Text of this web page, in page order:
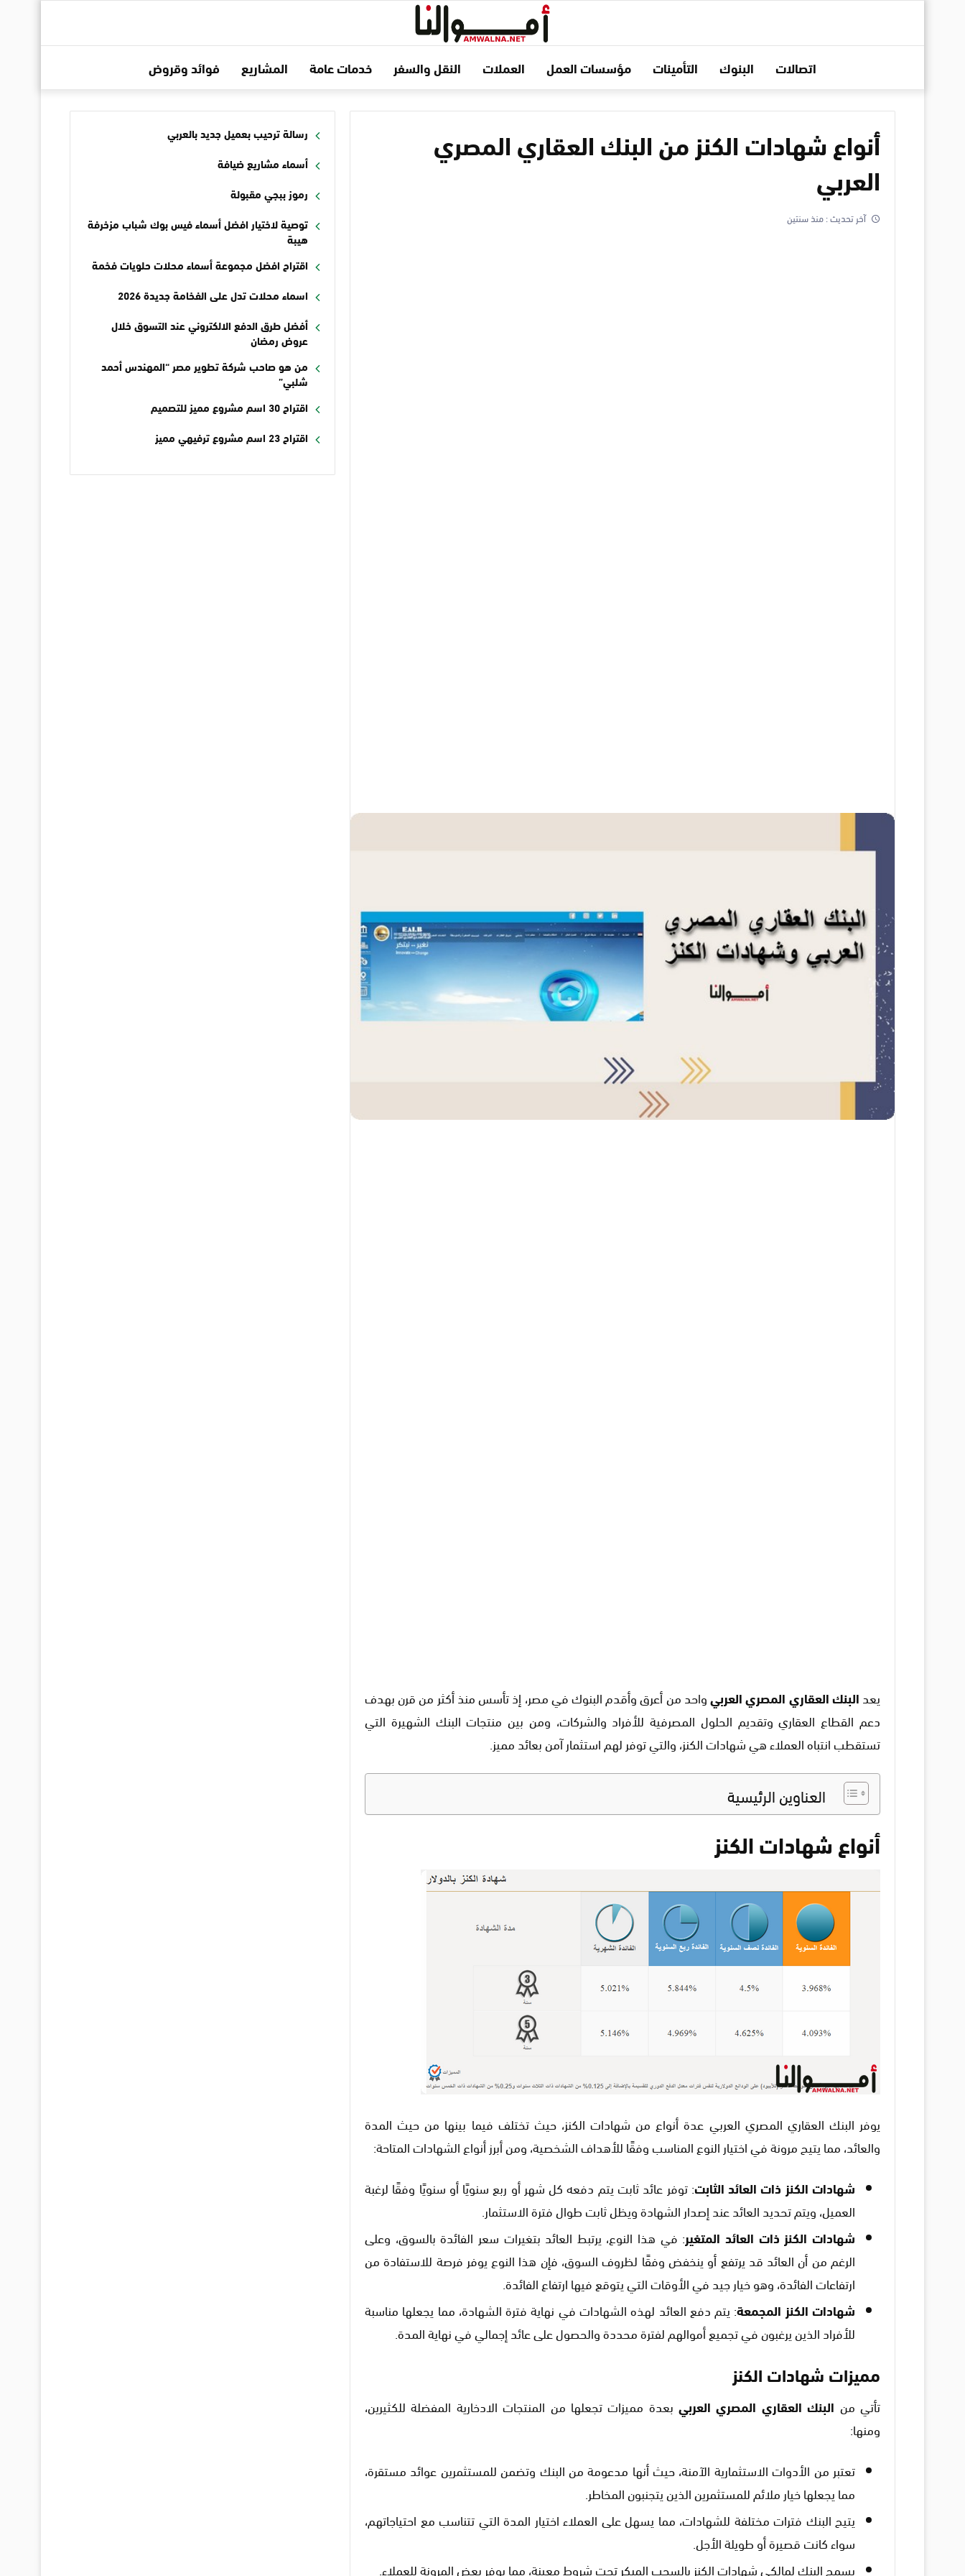
اتصالات البنوك التأمينات مؤسسات العمل العملات النقل والسفر خدمات عامة المشاريع فوائد وقروض
أنواع شهادات الكنز من البنك العقاري المصري
العربي
آخر تحديث :منذ سنتين
يعدالبنك العقاري المصري العربيواحد من أعرق وأقدم البنوك في مصر، إذ تأسس منذ أكثر من قرن بهدف
دعم القطاع العقاري وتقديم الحلول المصرفية للأفراد والشركات، ومن بين منتجات البنك الشهيرة التي
تستقطب انتباه العملاء هي شهادات الكنز، والتي توفر لهم استثمار آمن بعائد مميز.
العناوين الرئيسية
أنواع شهادات الكنز
يوفر البنك العقاري المصري العربي عدة أنواع من شهادات الكنز، حيث تختلف فيما بينها من حيث المدة
والعائد، مما يتيح مرونة في اختيار النوع المناسب وفقًا للأهداف الشخصية، ومن أبرز أنواع الشهادات المتاحة:
شهادات الكنز ذات العائد الثابت: توفر عائد ثابت يتم دفعه كل شهر أو ربع سنويًا أو سنويًا وفقًا لرغبة
العميل، ويتم تحديد العائد عند إصدار الشهادة ويظل ثابت طوال فترة الاستثمار.
شهادات الكنز ذات العائد المتغير: في هذا النوع، يرتبط العائد بتغيرات سعر الفائدة بالسوق، وعلى
الرغم من أن العائد قد يرتفع أو ينخفض وفقًا لظروف السوق، فإن هذا النوع يوفر فرصة للاستفادة من
ارتفاعات الفائدة، وهو خيار جيد في الأوقات التي يتوقع فيها ارتفاع الفائدة.
شهادات الكنز المجمعة: يتم دفع العائد لهذه الشهادات في نهاية فترة الشهادة، مما يجعلها مناسبة
للأفراد الذين يرغبون في تجميع أموالهم لفترة محددة والحصول على عائد إجمالي في نهاية المدة.
مميزات شهادات الكنز
تأتي من البنك العقاري المصري العربيبعدة مميزات تجعلها من المنتجات الادخارية المفضلة للكثيرين،
ومنها:
تعتبر من الأدوات الاستثمارية الآمنة، حيث أنها مدعومة من البنك وتضمن للمستثمرين عوائد مستقرة،
مما يجعلها خيار ملائم للمستثمرين الذين يتجنبون المخاطر.
يتيح البنك فترات مختلفة للشهادات، مما يسهل على العملاء اختيار المدة التي تتناسب مع احتياجاتهم،
سواء كانت قصيرة أو طويلة الأجل.
يسمح البنك لمالكي شهادات الكنز بالسحب المبكر تحت شروط معينة، مما يوفر بعض المرونة للعملاء.
رسالة ترحيب بعميل جديد بالعربي
أسماء مشاريع ضيافة
رموز ببجي مقبولة
توصية لاختيار افضل أسماء فيس بوك شباب مزخرفة
هيبة
اقتراح افضل مجموعة أسماء محلات حلويات فخمة
اسماء محلات تدل على الفخامة جديدة 2026
أفضل طرق الدفع الالكتروني عند التسوق خلال
عروض رمضان
من هو صاحب شركة تطوير مصر “المهندس أحمد
شلبي”
اقتراح 30 اسم مشروع مميز للتصميم
اقتراح 23 اسم مشروع ترفيهي مميز